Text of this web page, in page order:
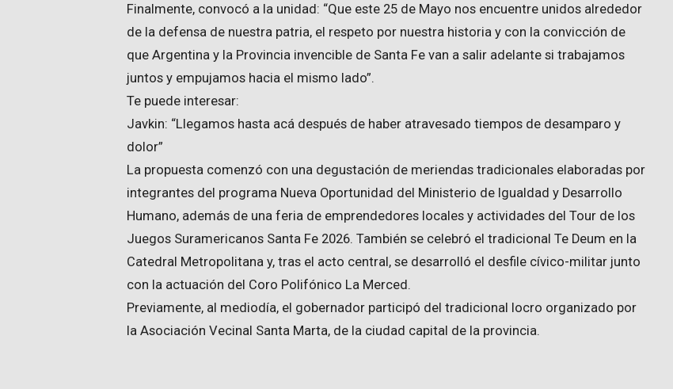
Finalmente, convocó a la unidad: “Que este 25 de Mayo nos encuentre unidos alrededor
de la defensa de nuestra patria, el respeto por nuestra historia y con la convicción de
que Argentina y la Provincia invencible de Santa Fe van a salir adelante si trabajamos
juntos y empujamos hacia el mismo lado”.
Te puede interesar:
Javkin: “Llegamos hasta acá después de haber atravesado tiempos de desamparo y
dolor”
La propuesta comenzó con una degustación de meriendas tradicionales elaboradas por
integrantes del programa Nueva Oportunidad del Ministerio de Igualdad y Desarrollo
Humano, además de una feria de emprendedores locales y actividades del Tour de los
Juegos Suramericanos Santa Fe 2026. También se celebró el tradicional Te Deum en la
Catedral Metropolitana y, tras el acto central, se desarrolló el desfile cívico-militar junto
con la actuación del Coro Polifónico La Merced.
Previamente, al mediodía, el gobernador participó del tradicional locro organizado por
la Asociación Vecinal Santa Marta, de la ciudad capital de la provincia.